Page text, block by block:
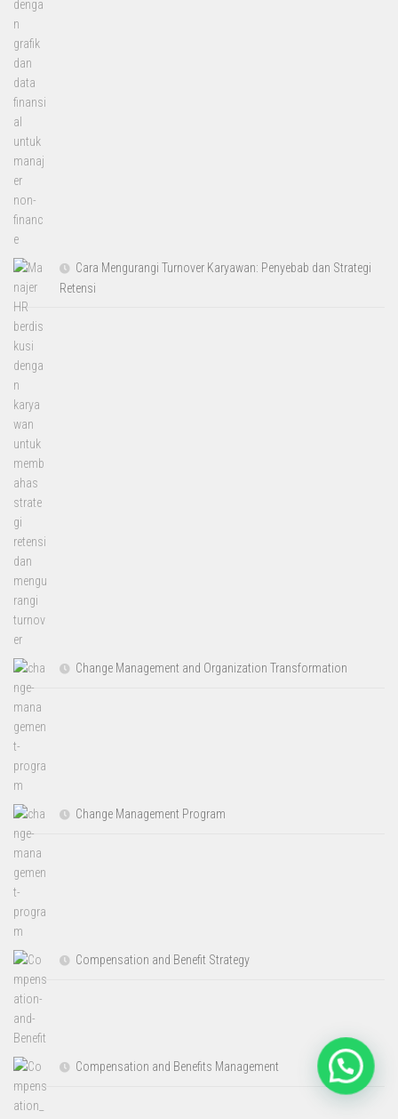
Cara Mengurangi Turnover Karyawan: Penyebab dan Strategi
Retensi
Change Management and Organization Transformation
Change Management Program
Compensation and Benefit Strategy
Compensation and Benefits Management